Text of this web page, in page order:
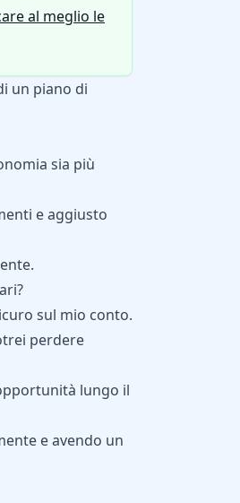
al meglio le
un piano di
sia più
e aggiusto
sul mio conto.
perdere
lungo il
e avendo un